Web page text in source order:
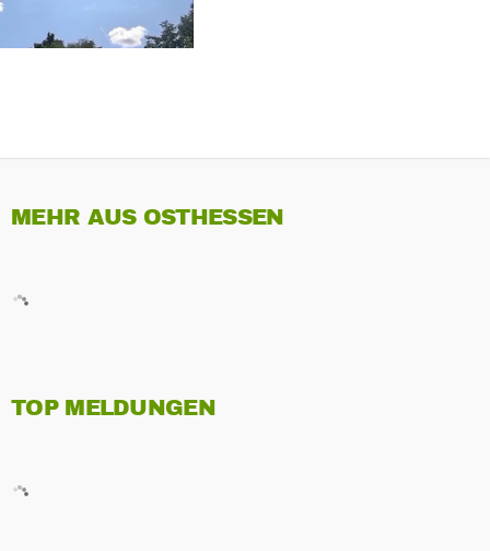
MEHR AUS OSTHESSEN
TOP MELDUNGEN